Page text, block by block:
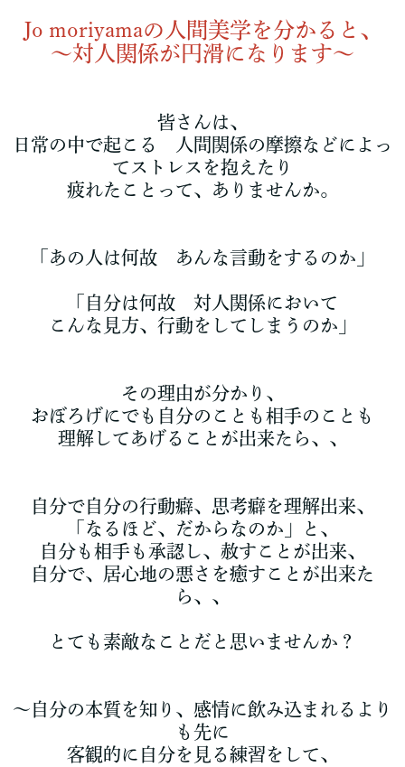
Jo moriyamaの人間美学を分かると、
～対人関係が円滑になります～
皆さんは、
日常の中で起こる 人間関係の摩擦などによっ
てストレスを抱えたり
疲れたことって、ありませんか。
「あの人は何故 あんな言動をするのか」
「自分は何故 対人関係において
こんな見方、行動をしてしまうのか」
その理由が分かり、
おぼろげにでも自分のことも相手のことも
理解してあげることが出来たら、、
自分で自分の行動癖、思考癖を理解出来、
「なるほど、だからなのか」と、
自分も相手も承認し、赦すことが出来、
自分で、居心地の悪さを癒すことが出来た
ら、、
とても素敵なことだと思いませんか？
～自分の本質を知り、感情に飲み込まれるより
も先に
客観的に自分を見る練習をして、